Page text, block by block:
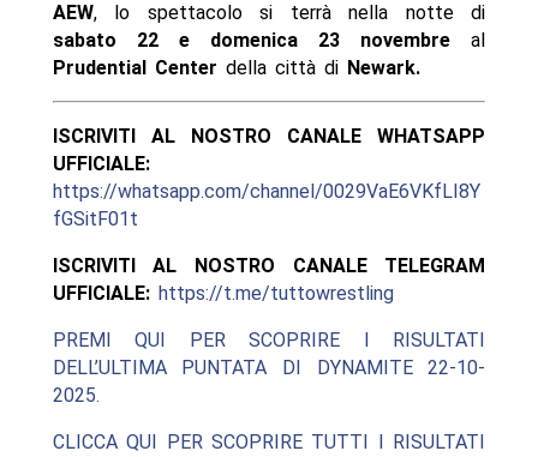
AEW, lo spettacolo si terrà nella notte di
sabato 22 e domenica 23 novembreal
Prudential Center della città di Newark.
ISCRIVITI AL NOSTRO CANALE WHATSAPP
UFFICIALE:
https://whatsapp.com/channel/0029VaE6VKfLI8Y
fGSitF01t
ISCRIVITI AL NOSTRO CANALE TELEGRAM
UFFICIALE: https://t.me/tuttowrestling
PREMI QUI PER SCOPRIRE I RISULTATI
DELL’ULTIMA PUNTATA DI DYNAMITE 22-10-
2025.
CLICCA QUI PER SCOPRIRE TUTTI I RISULTATI